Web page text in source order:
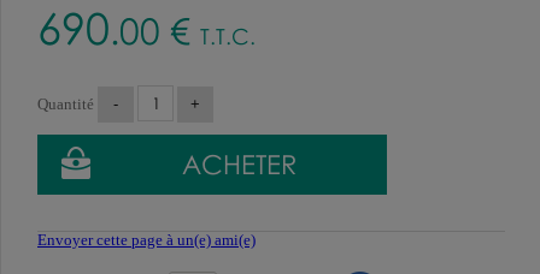
690.00 € T.T.C.
Quantité
Envoyer cette page à un(e) ami(e)